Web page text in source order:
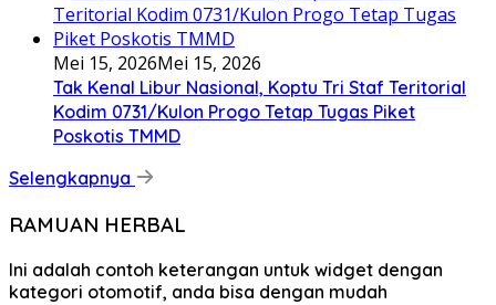
Mei 15, 2026Mei 15, 2026
Tak Kenal Libur Nasional, Koptu Tri Staf Teritorial
Kodim 0731/Kulon Progo Tetap Tugas Piket
Poskotis TMMD
Selengkapnya
RAMUAN HERBAL
Ini adalah contoh keterangan untuk widget dengan
kategori otomotif, anda bisa dengan mudah